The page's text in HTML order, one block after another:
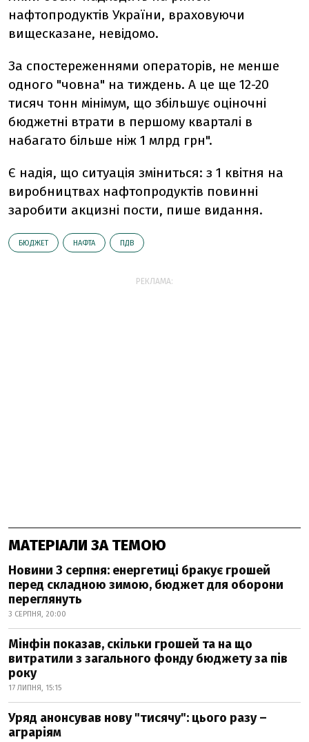
нафтопродуктів України, враховуючи
вищесказане, невідомо.
За спостереженнями операторів, не менше
одного "човна" на тиждень. А це ще 12-20
тисяч тонн мінімум, що збільшує оціночні
бюджетні втрати в першому кварталі в
набагато більше ніж 1 млрд грн".
Є надія, що ситуація зміниться: з 1 квітня на
виробництвах нафтопродуктів повинні
заробити акцизні пости, пише видання.
БЮДЖЕТ НАФТА ПДВ
РЕКЛАМА:
МАТЕРІАЛИ ЗА ТЕМОЮ
Новини 3 серпня: енергетиці бракує грошей
перед складною зимою, бюджет для оборони
переглянуть
3 СЕРПНЯ, 20:00
Мінфін показав, скільки грошей та на що
витратили з загального фонду бюджету за пів
року
17 ЛИПНЯ, 15:15
Уряд анонсував нову "тисячу": цього разу –
аграріям